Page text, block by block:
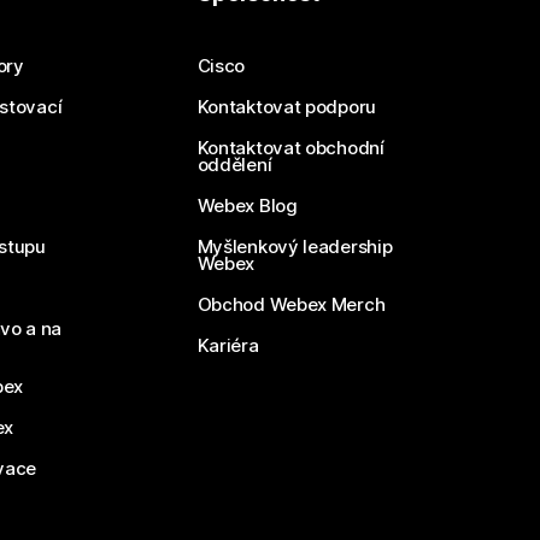
a na
Cisco
Kontaktovat podporu
Kontaktovat obchodní
oddělení
Webex Blog
Myšlenkový leadership
Webex
Obchod Webex Merch
Kariéra